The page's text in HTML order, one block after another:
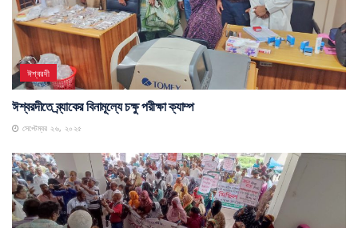
ঈশ্বরদী
ঈশ্বরদীতে ব্র্যাকের বিনামূল্যে চক্ষু পরীক্ষা ক্যাম্প
সেপ্টেম্বর ২৬, ২০২৫